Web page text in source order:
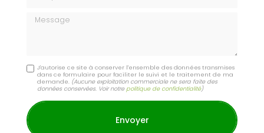
Message
J'autorise ce site à conserver l'ensemble des données transmises
dans ce formulaire pour faciliter le suivi et le traitement de ma
demande. (Aucune exploitation commerciale ne sera faite des
données conservées. Voir notre politique de confidentialité)